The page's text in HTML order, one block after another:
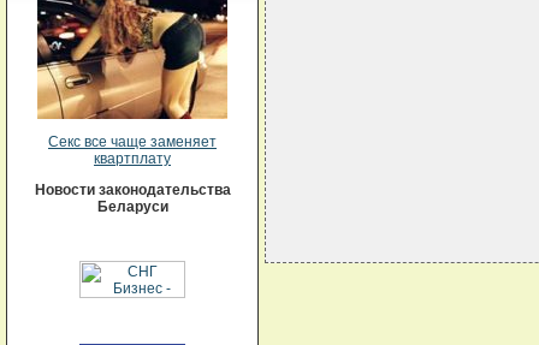
Секс все чаще заменяет
квартплату
Новости законодательства
Беларуси